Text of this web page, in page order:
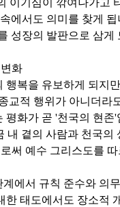
이기심이 깎여나가고
에서도 의미를 찾게 됩
성장의 발판으로 삼게
화
행복을 유보하게 되지
교적 행위가 아니더라
평화가 곧 '천국의 현존'
내 곁의 사람과 천국의
써 예수 그리스도를
에서 규칙 준수와 의
한 태도에서도 장소적